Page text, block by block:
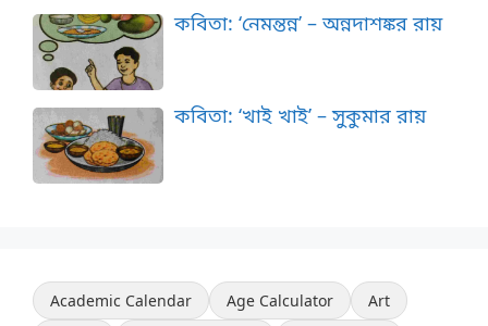
কবিতা: ‘নেমন্তন্ন’ – অন্নদাশঙ্কর রায়
কবিতা: ‘খাই খাই’ – সুকুমার রায়
Academic Calendar Age Calculator
Art